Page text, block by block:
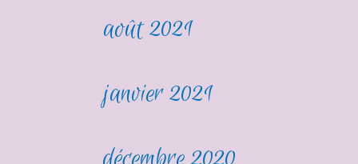
août 2021
janvier 2021